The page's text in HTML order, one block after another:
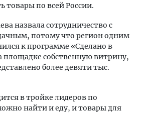
товары по всей России.
назвала сотрудничество с
потому что регион одним
к программе «Сделано в
площадке собственную витрину,
более девяти тыс.
в тройке лидеров по
найти и еду, и товары для